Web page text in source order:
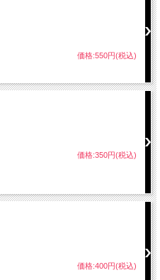
価格:550円(税込)
価格:350円(税込)
価格:400円(税込)